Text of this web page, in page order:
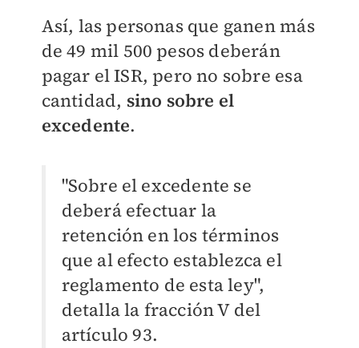
Así, las personas que ganen más
de 49 mil 500 pesos deberán
pagar el ISR, pero no sobre esa
cantidad, sino sobre el
excedente.
"Sobre el excedente se
deberá efectuar la
retención en los términos
que al efecto establezca el
reglamento de esta ley",
detalla la fracción V del
artículo 93.